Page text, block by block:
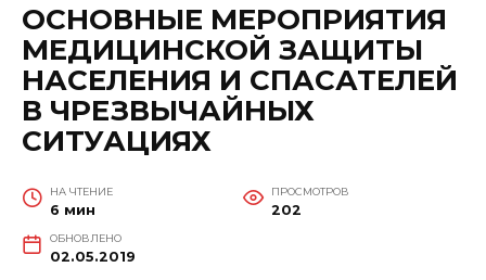
ОСНОВНЫЕ МЕРОПРИЯТИЯ
МЕДИЦИНСКОЙ ЗАЩИТЫ
НАСЕЛЕНИЯ И СПАСАТЕЛЕЙ
В ЧРЕЗВЫЧАЙНЫХ
СИТУАЦИЯХ
НА ЧТЕНИЕ
6 мин
ПРОСМОТРОВ
202
ОБНОВЛЕНО
02.05.2019